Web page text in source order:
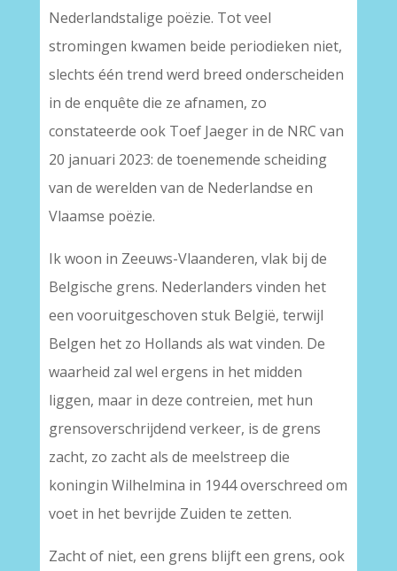
Nederlandstalige poëzie. Tot veel
stromingen kwamen beide periodieken niet,
slechts één trend werd breed onderscheiden
in de enquête die ze afnamen, zo
constateerde ook Toef Jaeger in de NRC van
20 januari 2023: de toenemende scheiding
van de werelden van de Nederlandse en
Vlaamse poëzie.
Ik woon in Zeeuws-Vlaanderen, vlak bij de
Belgische grens. Nederlanders vinden het
een vooruitgeschoven stuk België, terwijl
Belgen het zo Hollands als wat vinden. De
waarheid zal wel ergens in het midden
liggen, maar in deze contreien, met hun
grensoverschrijdend verkeer, is de grens
zacht, zo zacht als de meelstreep die
koningin Wilhelmina in 1944 overschreed om
voet in het bevrijde Zuiden te zetten.
Zacht of niet, een grens blijft een grens, ook